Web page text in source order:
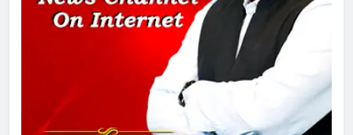
रोजगार सृजन की संभावना
UP में ग्रामीण बिजली आपूर्ति से कृषि,
डेयरी, कुटीर उद्योग और स्वरोजगार को
मिला बढ़ावा